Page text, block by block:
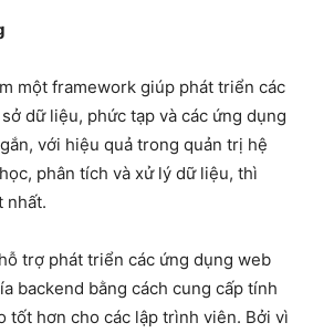
một framework giúp phát triển các
dữ liệu, phức tạp và các ứng dụng
với hiệu quả trong quản trị hệ
phân tích và xử lý dữ liệu, thì
nhất.
trợ phát triển các ứng dụng web
backend bằng cách cung cấp tính
tốt hơn cho các lập trình viên. Bởi vì